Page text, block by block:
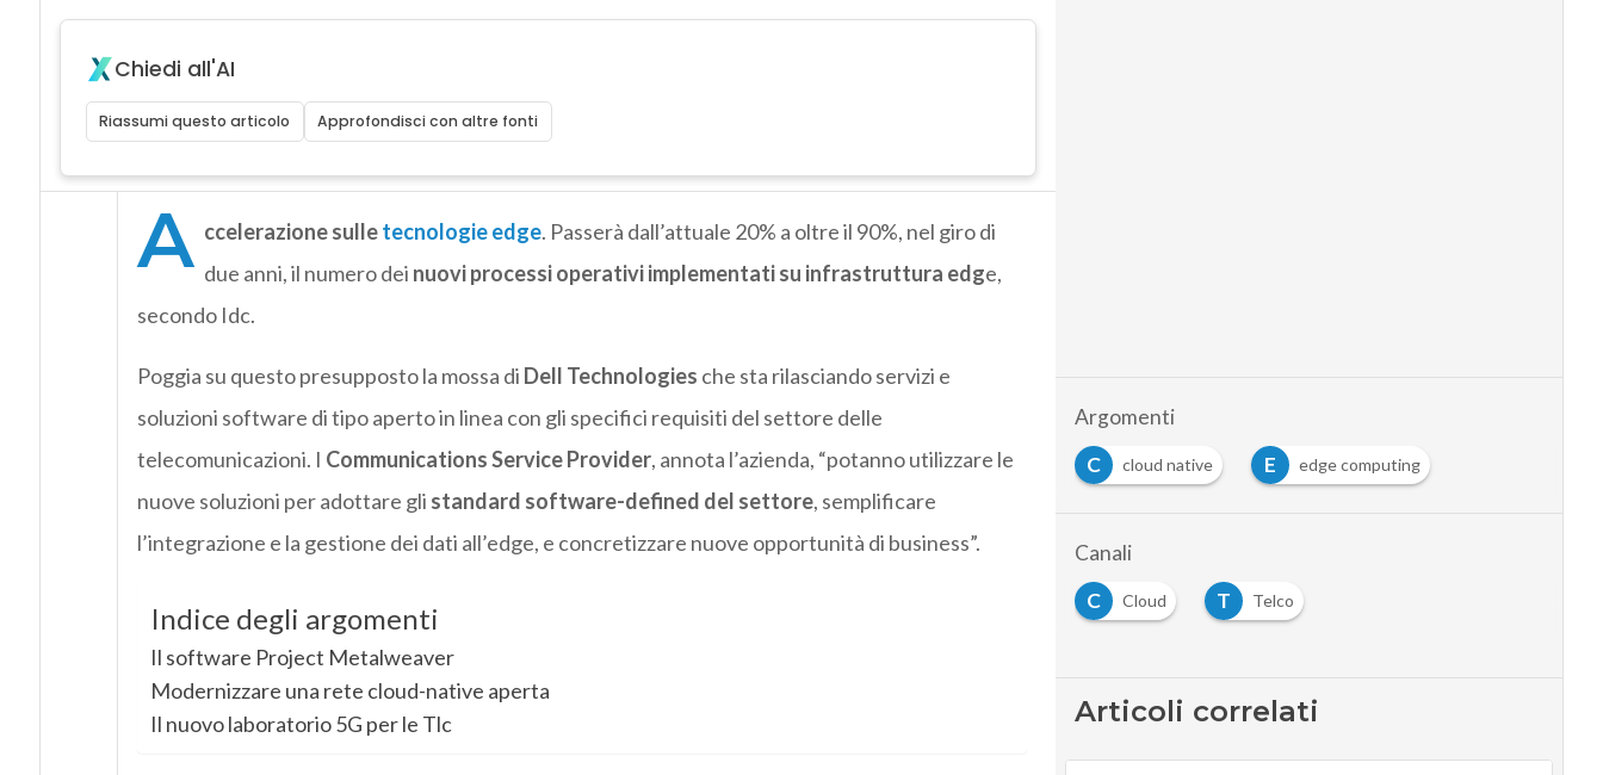
Chiedi all'AI
Riassumi questo articolo Approfondisci con altre fonti
A ccelerazione sulletecnologie edge. Passerà dall’attuale 20% a oltre il 90%, nel giro di
due anni, il numero dei nuovi processi operativi implementati su infrastruttura edge,
secondo Idc.
Poggia su questo presupposto la mossa di Dell Technologies che sta rilasciando servizi e
soluzioni software di tipo aperto in linea con gli specifici requisiti del settore delle
telecomunicazioni. I Communications Service Provider, annota l’azienda, “potanno utilizzare le
nuove soluzioni per adottare gli standard software-defined del settore, semplificare
l’integrazione e la gestione dei dati all’edge, e concretizzare nuove opportunità di business”.
Indice degli argomenti
Il software Project Metalweaver
Modernizzare una rete cloud-native aperta
Il nuovo laboratorio 5G per le Tlc
Argomenti
C
cloud native E edge computing
Canali
C
Cloud T Telco
Articoli correlati